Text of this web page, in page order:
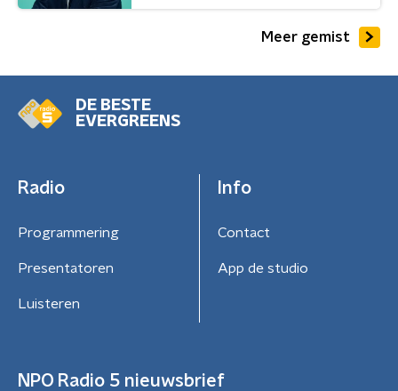
Meer gemist
DE BESTE
EVERGREENS
Radio
Programmering
Presentatoren
Luisteren
Info
Contact
App de studio
NPO Radio 5 nieuwsbrief